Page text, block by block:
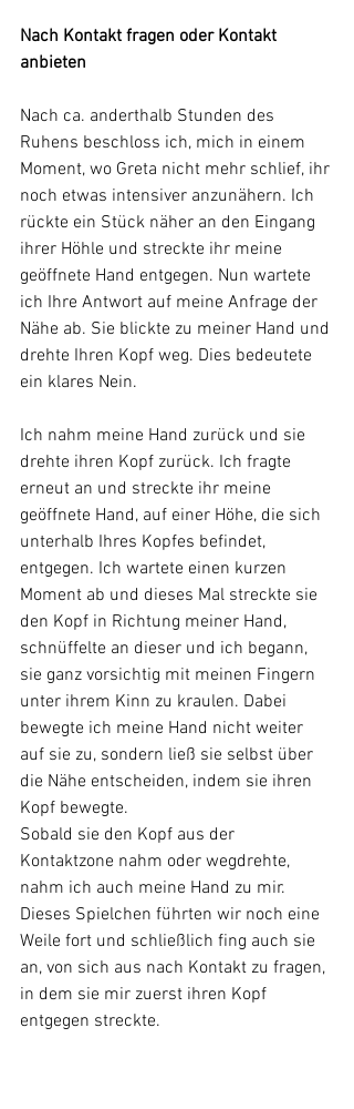
Nach Kontakt fragen oder Kontakt
anbieten
Nach ca. anderthalb Stunden des
Ruhens beschloss ich, mich in einem
Moment, wo Greta nicht mehr schlief, ihr
noch etwas intensiver anzunähern. Ich
rückte ein Stück näher an den Eingang
ihrer Höhle und streckte ihr meine
geöffnete Hand entgegen. Nun wartete
ich Ihre Antwort auf meine Anfrage der
Nähe ab. Sie blickte zu meiner Hand und
drehte Ihren Kopf weg. Dies bedeutete
ein klares Nein.
Ich nahm meine Hand zurück und sie
drehte ihren Kopf zurück. Ich fragte
erneut an und streckte ihr meine
geöffnete Hand, auf einer Höhe, die sich
unterhalb Ihres Kopfes befindet,
entgegen. Ich wartete einen kurzen
Moment ab und dieses Mal streckte sie
den Kopf in Richtung meiner Hand,
schnüffelte an dieser und ich begann,
sie ganz vorsichtig mit meinen Fingern
unter ihrem Kinn zu kraulen. Dabei
bewegte ich meine Hand nicht weiter
auf sie zu, sondern ließ sie selbst über
die Nähe entscheiden, indem sie ihren
Kopf bewegte.
Sobald sie den Kopf aus der
Kontaktzone nahm oder wegdrehte,
nahm ich auch meine Hand zu mir.
Dieses Spielchen führten wir noch eine
Weile fort und schließlich fing auch sie
an, von sich aus nach Kontakt zu fragen,
in dem sie mir zuerst ihren Kopf
entgegen streckte.